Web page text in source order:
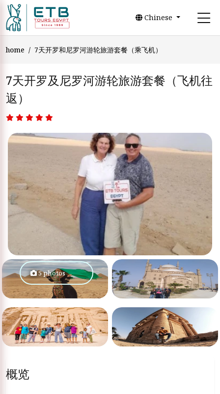
Chinese
home 7天开罗和尼罗河游轮旅游套餐（乘飞机）
7天开罗及尼罗河游轮旅游套餐（飞机往
返）
5 photos
概览